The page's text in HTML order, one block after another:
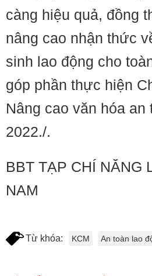
càng hiệu quả, đồng
nâng cao nhận thức
sinh lao động cho
góp phần thực hiện
Nâng cao văn hóa an
2022./.
BBT TẠP CHÍ NĂNG
NAM
Từ khóa: KCM An toàn lao